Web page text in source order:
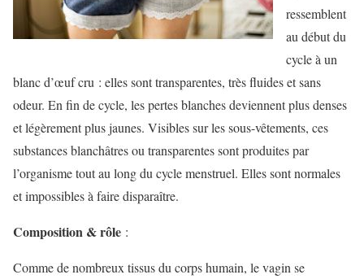
ressemblent
au début du
cycle à un
blanc d’œuf cru : elles sont transparentes, très fluides et sans
odeur. En fin de cycle, les pertes blanches deviennent plus denses
et légèrement plus jaunes. Visibles sur les sous-vêtements, ces
substances blanchâtres ou transparentes sont produites par
l’organisme tout au long du cycle menstruel. Elles sont normales
et impossibles à faire disparaître.
Composition & rôle :
Comme de nombreux tissus du corps humain, le vagin se